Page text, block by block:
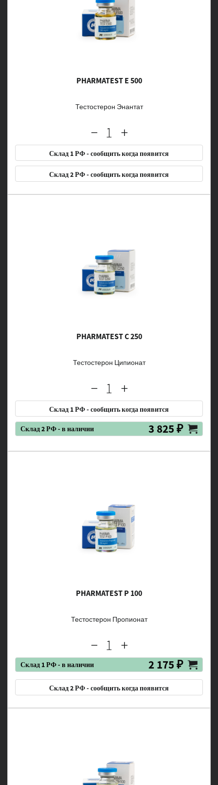
PHARMATEST E 500
Тестостерон Энантат
Склад 1 РФ - сообщить когда появится
Склад 2 РФ - сообщить когда появится
PHARMATEST C 250
Тестостерон Ципионат
Склад 1 РФ - сообщить когда появится
Склад 2 РФ - в наличии 3 825 ₽
PHARMATEST P 100
Тестостерон Пропионат
Склад 1 РФ - в наличии 2 175 ₽
Склад 2 РФ - сообщить когда появится